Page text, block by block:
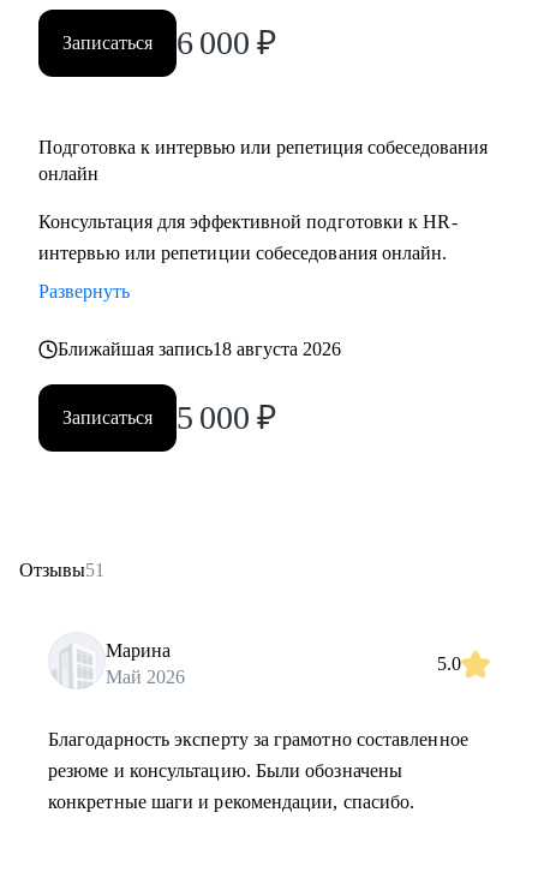
вами.
Записаться
6 000 ₽
Подготовка к интервью или репетиция собеседования
онлайн
Консультация для эффективной подготовки к HR-
интервью или репетиции собеседования онлайн.
Развернуть
Ближайшая запись18 августа 2026
Записаться 5 000 ₽
Отзывы51
Марина
Май 2026
5.0
Благодарность эксперту за грамотно составленное
резюме и консультацию. Были обозначены
конкретные шаги и рекомендации, спасибо.